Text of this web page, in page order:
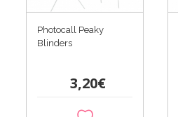
Photocall Peaky
Blinders
3,20€